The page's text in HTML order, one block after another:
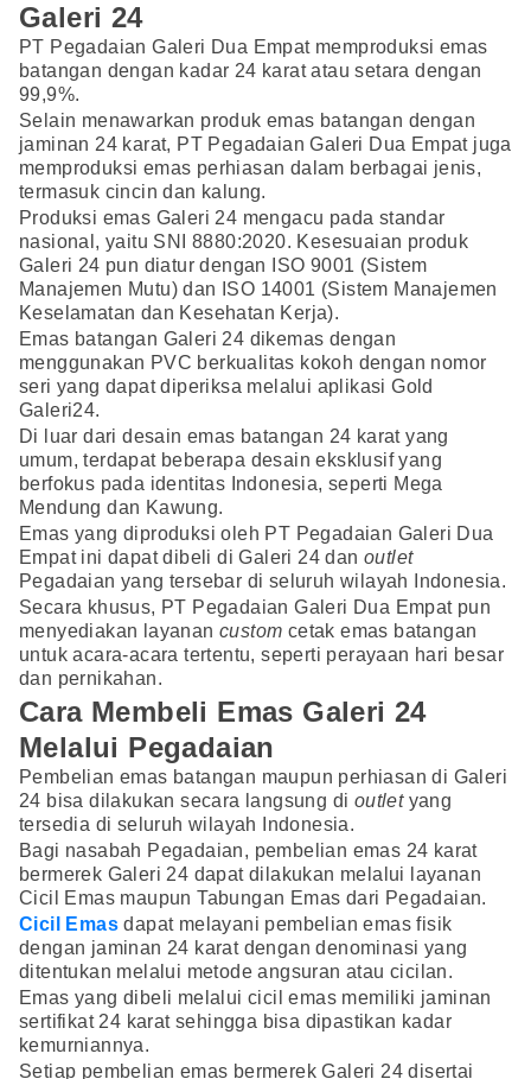
Galeri 24
PT Pegadaian Galeri Dua Empat memproduksi emas
batangan dengan kadar 24 karat atau setara dengan
99,9%.
Selain menawarkan produk emas batangan dengan
jaminan 24 karat, PT Pegadaian Galeri Dua Empat juga
memproduksi emas perhiasan dalam berbagai jenis,
termasuk cincin dan kalung.
Produksi emas Galeri 24 mengacu pada standar
nasional, yaitu SNI 8880:2020. Kesesuaian produk
Galeri 24 pun diatur dengan ISO 9001 (Sistem
Manajemen Mutu) dan ISO 14001 (Sistem Manajemen
Keselamatan dan Kesehatan Kerja).
Emas batangan Galeri 24 dikemas dengan
menggunakan PVC berkualitas kokoh dengan nomor
seri yang dapat diperiksa melalui aplikasi Gold
Galeri24.
Di luar dari desain emas batangan 24 karat yang
umum, terdapat beberapa desain eksklusif yang
berfokus pada identitas Indonesia, seperti Mega
Mendung dan Kawung.
Emas yang diproduksi oleh PT Pegadaian Galeri Dua
Empat ini dapat dibeli di Galeri 24 dan outlet
Pegadaian yang tersebar di seluruh wilayah Indonesia.
Secara khusus, PT Pegadaian Galeri Dua Empat pun
menyediakan layanan custom cetak emas batangan
untuk acara-acara tertentu, seperti perayaan hari besar
dan pernikahan.
Cara Membeli Emas Galeri 24
Melalui Pegadaian
Pembelian emas batangan maupun perhiasan di Galeri
24 bisa dilakukan secara langsung di outletyang
tersedia di seluruh wilayah Indonesia.
Bagi nasabah Pegadaian, pembelian emas 24 karat
bermerek Galeri 24 dapat dilakukan melalui layanan
Cicil Emas maupun Tabungan Emas dari Pegadaian.
Cicil Emas dapat melayani pembelian emas fisik
dengan jaminan 24 karat dengan denominasi yang
ditentukan melalui metode angsuran atau cicilan.
Emas yang dibeli melalui cicil emas memiliki jaminan
sertifikat 24 karat sehingga bisa dipastikan kadar
kemurniannya.
Setiap pembelian emas bermerek Galeri 24 disertai